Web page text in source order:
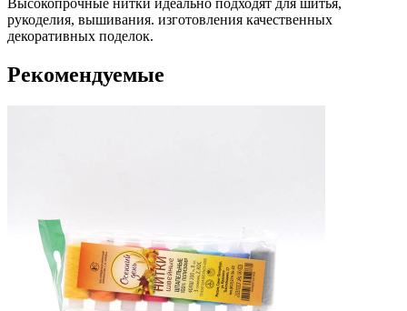
Высокопрочные нитки идеально подходят для шитья,
рукоделия, вышивания. изготовления качественных
декоративных поделок.
Рекомендуемые